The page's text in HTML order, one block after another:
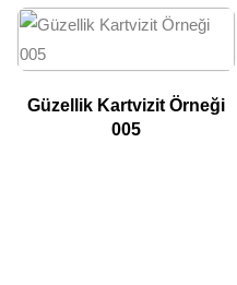
Güzellik Kartvizit Örneği
005